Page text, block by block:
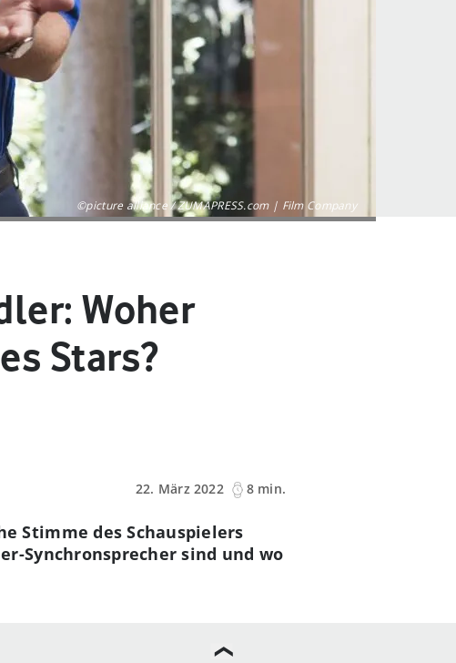
©picture alliance / ZUMAPRESS.com | Film Company
Woher
Stars?
22. März 2022
8 min.
Stimme des Schauspielers
Synchronsprecher sind und wo